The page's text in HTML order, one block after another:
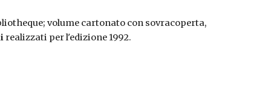
realizzati per l'edizione 1992.